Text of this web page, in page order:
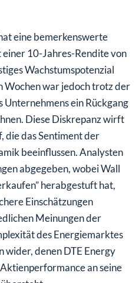
eine bemerkenswerte
10-Jahres-Rendite von
Wachstumspotenzial
Wochen war jedoch trotz der
ein Rückgang
Diese Diskrepanz wirft
die das Sentiment der
beeinflussen. Analysten
abgegeben, wobei Wall
herabgestuft hat,
Einschätzungen
Meinungen der
des Energiemarktes
wider, denen DTE Energy
an seine